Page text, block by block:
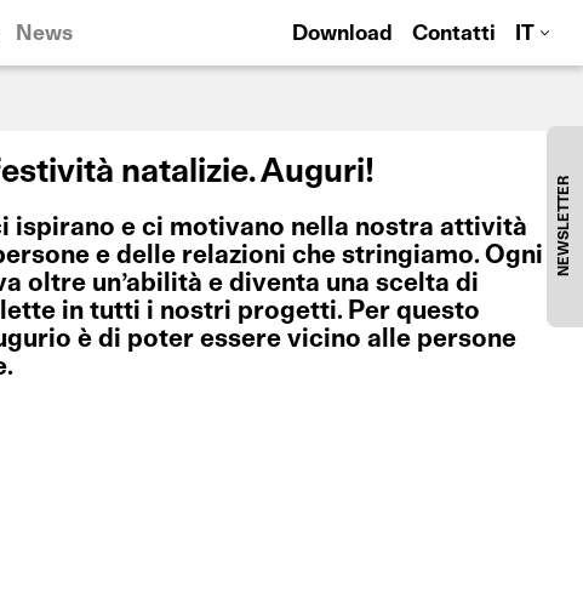
News Download Contatti IT
NEWSLETTER
natalizie. Auguri!
ispirano e ci motivano nella nostra attività
e delle relazioni che stringiamo. Ogni
oltre un’abilità e diventa una scelta di
in tutti i nostri progetti. Per questo
è di poter essere vicino alle persone